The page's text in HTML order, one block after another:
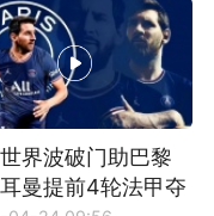
界波破门助巴黎
曼提前4轮法甲夺